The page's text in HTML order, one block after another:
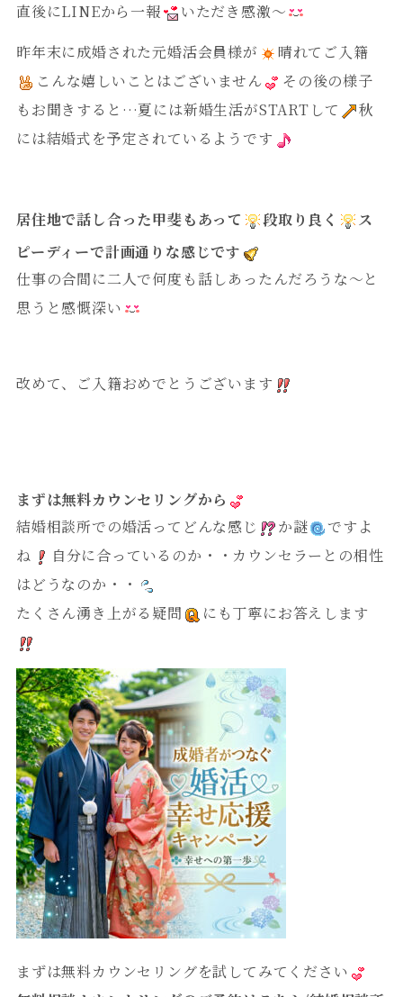
直後にLINEから一報
いただき感激～
昨年末に成婚された元婚活会員様が
晴れてご入籍
こんな嬉しいことはございません
その後の様子
もお聞きすると…夏には新婚生活がSTARTして
秋
には結婚式を予定されているようです
居住地で話し合った甲斐もあって 段取り良く
ス
ピーディーで計画通りな感じです
仕事の合間に二人で何度も話しあったんだろうな～と
思うと感慨深い
改めて、ご入籍おめでとうございます
まずは無料カウンセリングから
結婚相談所での婚活ってどんな感じ
か謎
ですよ
ね
自分に合っているのか・・カウンセラーとの相性
はどうなのか・・
たくさん湧き上がる疑問
にも丁寧にお答えします
まずは無料カウンセリングを試してみてください